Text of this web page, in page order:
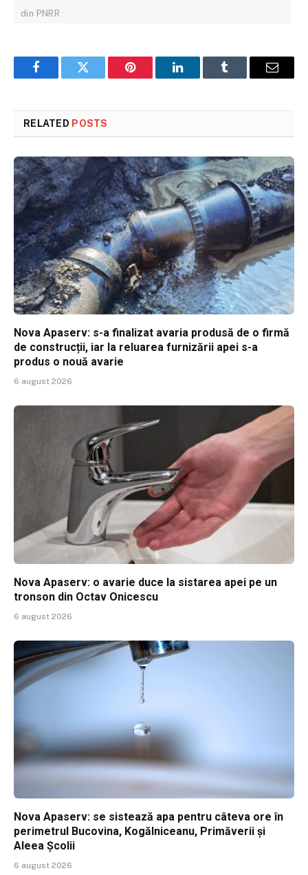
din PNRR
FacebookTwitter Pinterest LinkedInTumblr Email
RELATED POSTS
Nova Apaserv: s-a finalizat avaria produsă de o firmă
de construcții, iar la reluarea furnizării apei s-a
produs o nouă avarie
6 august 2026
Nova Apaserv: o avarie duce la sistarea apei pe un
tronson din Octav Onicescu
6 august 2026
Nova Apaserv: se sistează apa pentru câteva ore în
perimetrul Bucovina, Kogălniceanu, Primăverii și
Aleea Școlii
6 august 2026